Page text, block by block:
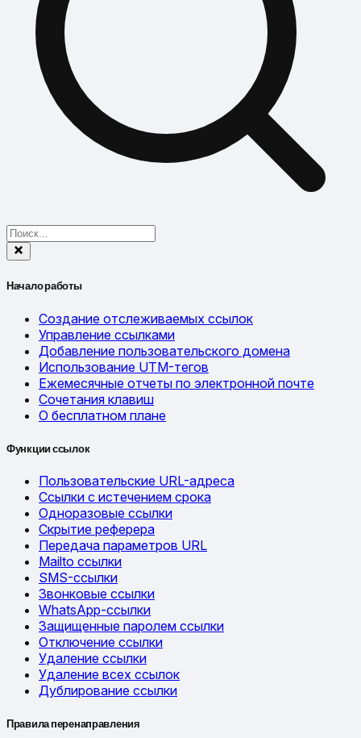
Начало работы
Создание отслеживаемых ссылок
Управление ссылками
Добавление пользовательского домена
Использование UTM-тегов
Ежемесячные отчеты по электронной почте
Сочетания клавиш
О бесплатном плане
Функции ссылок
Пользовательские URL-адреса
Ссылки с истечением срока
Одноразовые ссылки
Скрытие реферера
Передача параметров URL
Mailto ссылки
SMS-ссылки
Звонковые ссылки
WhatsApp-ссылки
Защищенные паролем ссылки
Отключение ссылки
Удаление ссылки
Удаление всех ссылок
Дублирование ссылки
Правила перенаправления